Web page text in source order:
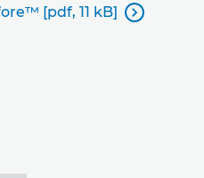
[pdf, 11 kB] 